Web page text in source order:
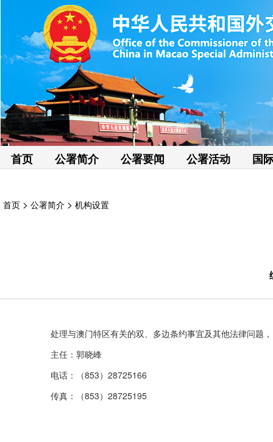
首页 公署简介 公署要闻 公署活动 国
首页 > 公署简介 > 机构设置
处理与澳门特区有关的双、多边条约事宜及其他法律问题
主任：郭晓峰
电话：（853）28725166
传真：（853）28725195